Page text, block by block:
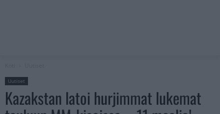
Uutiset
Kazakstan latoi hurjimmat lukemat